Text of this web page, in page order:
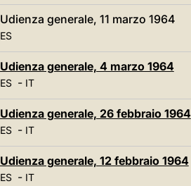
Udienza generale, 11 marzo 1964
ES
Udienza generale, 4 marzo 1964
ES- IT
Udienza generale, 26 febbraio 1964
ES- IT
Udienza generale, 12 febbraio 1964
ES- IT